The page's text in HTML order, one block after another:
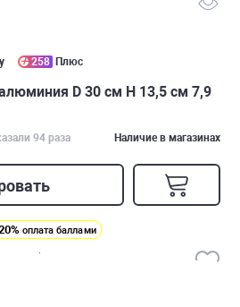
258 Плюс
D 30 см H 13,5 см 7,9
94 раза Наличие в магазинах
оплата баллами